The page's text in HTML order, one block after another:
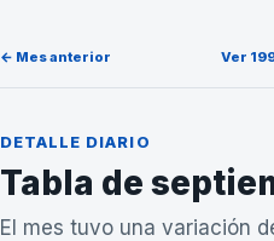
← Mes anterior Ver
DETALLE DIARIO
Tabla de
El mes tuvo una variación